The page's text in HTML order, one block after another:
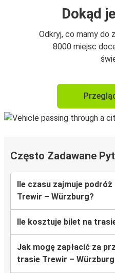
Dokąd
Odkryj, co mamy do
8000 miejsc
Często Zadawane
Ile czasu zajmuje
Trewir – Würzburg?
Ile kosztuje bilet na
Jak mogę zapłacić za
trasie Trewir –